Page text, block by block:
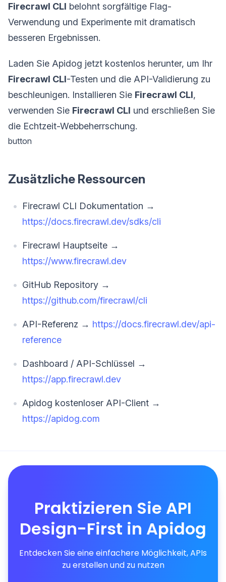
Firecrawl CLI belohnt sorgfältige Flag-
Verwendung und Experimente mit dramatisch
besseren Ergebnissen.
Laden Sie Apidog jetzt kostenlos herunter, um Ihr
Firecrawl CLI-Testen und die API-Validierung zu
beschleunigen. Installieren Sie Firecrawl CLI,
verwenden Sie Firecrawl CLI und erschließen Sie
die Echtzeit-Webbeherrschung.
button
Zusätzliche Ressourcen
Firecrawl CLI Dokumentation →
https://docs.firecrawl.dev/sdks/cli
Firecrawl Hauptseite →
https://www.firecrawl.dev
GitHub Repository →
https://github.com/firecrawl/cli
API-Referenz → https://docs.firecrawl.dev/api-
reference
Dashboard / API-Schlüssel →
https://app.firecrawl.dev
Apidog kostenloser API-Client →
https://apidog.com
Praktizieren Sie API
Design-First in Apidog
Entdecken Sie eine einfachere Möglichkeit, APIs
zu erstellen und zu nutzen